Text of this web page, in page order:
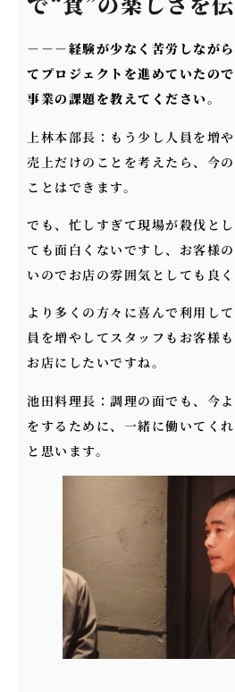
－－－経験が少なく苦労しなが
てプロジェクトを進めていたの
事業の課題を教えてください。
上林本部長：もう少し人員を増
売上だけのことを考えたら、今
ことはできます。
でも、忙しすぎて現場が殺伐と
ても面白くないですし、お客様
いのでお店の雰囲気としても良く
より多くの方々に喜んで利用し
員を増やしてスタッフもお客様
お店にしたいですね。
池田料理長：調理の面でも、今
をするために、一緒に働いてく
と思います。